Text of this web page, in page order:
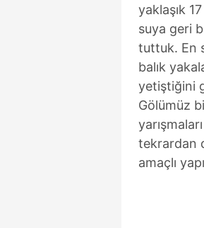
yaklaşık
suya geri
tuttuk. En
balık
yetiştiğini
Gölümüz
tekrardan
amaçlı